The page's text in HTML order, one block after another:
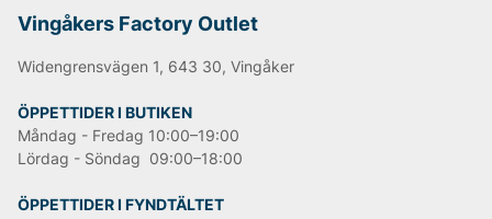
Vingåkers Factory Outlet
Widengrensvägen 1, 643 30, Vingåker
ÖPPETTIDER I BUTIKEN
Måndag - Fredag 10:00–19:00
Lördag - Söndag 09:00–18:00
ÖPPETTIDER I FYNDTÄLTET